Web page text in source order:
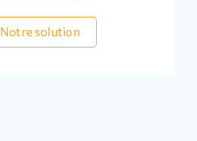
Notre solution